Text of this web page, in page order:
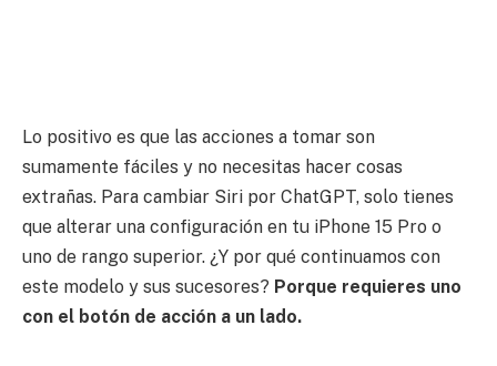
Lo positivo es que las acciones a tomar son
sumamente fáciles y no necesitas hacer cosas
extrañas. Para cambiar Siri por ChatGPT, solo tienes
que alterar una configuración en tu iPhone 15 Pro o
uno de rango superior. ¿Y por qué continuamos con
este modelo y sus sucesores? Porque requieres uno
con el botón de acción a un lado.